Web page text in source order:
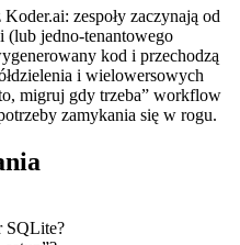
zespoły zaczynają od
jedno‑tenantowego
kod i przechodzą
i wielowersowych
migruj gdy trzeba” workflow
zamykania się w rogu.
SQLite?